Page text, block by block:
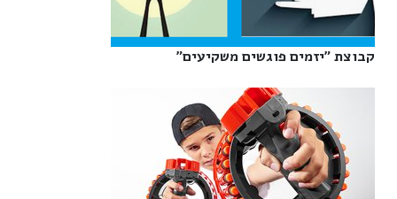
קבוצת "יזמים פוגשים משקיעים"‎